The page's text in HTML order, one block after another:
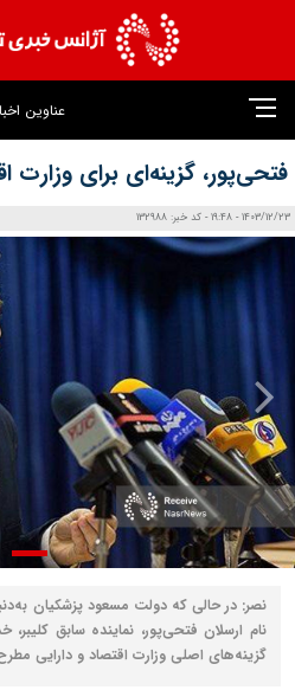
عناوین
فتحی‌پور، گزینه‌ای برای وزارت
1403/12/23 - 19:48 - کد خبر: 132988
نصر: در حالی که دولت مسعود پزشکیان
نام ارسلان فتحی‌پور، نماینده سابق کلیبر،
گزینه‌های اصلی وزارت اقتصاد و دارایی